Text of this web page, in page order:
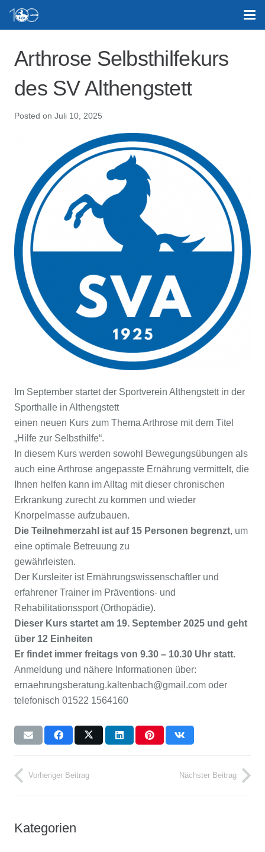
Arthrose Selbsthilfekurs
des SV Althengstett
Posted on Juli 10, 2025
Im September startet der Sportverein Althengstett in der
Sporthalle in Althengstett
einen neuen Kurs zum Thema Arthrose mit dem Titel
„Hilfe zur Selbsthilfe“.
In diesem Kurs werden sowohl Bewegungsübungen als
auch eine Arthrose angepasste Ernährung vermittelt, die
Ihnen helfen kann im Alltag mit dieser chronischen
Erkrankung zurecht zu kommen und wieder
Knorpelmasse aufzubauen.
Die Teilnehmerzahl ist auf 15 Personen begrenzt, um
eine optimale Betreuung zu
gewährleisten.
Der Kursleiter ist Ernährungswissenschaftler und
erfahrener Trainer im Präventions- und
Rehabilitationssport (Orthopädie).
Dieser Kurs startet am 19. September 2025 und geht
über 12 Einheiten
Er findet immer freitags von 9.30 – 10.30 Uhr statt.
Anmeldung und nähere Informationen über:
ernaehrungsberatung.kaltenbach@gmail.com oder
telefonisch 01522 1564160
Vorheriger Beitrag Nächster Beitrag
Kategorien